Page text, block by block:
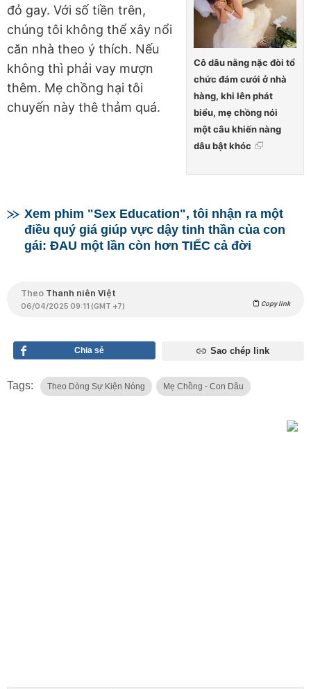
Cô dâu nằng nặc đòi tổ
chức đám cưới ở nhà
hàng, khi lên phát
biểu, mẹ chồng nói
một câu khiến nàng
dâu bật khóc
đỏ gay. Với số tiền trên,
chúng tôi không thể xây nổi
căn nhà theo ý thích. Nếu
không thì phải vay mượn
thêm. Mẹ chồng hại tôi
chuyến này thê thảm quá.
Xem phim "Sex Education", tôi nhận ra một
điều quý giá giúp vực dậy tinh thần của con
gái: ĐAU một lần còn hơn TIẾC cả đời
Theo Thanh niên Việt
06/04/2025 09:11 (GMT +7) Copy link
Chia sẻ Sao chép link
Tags: Theo Dòng Sự Kiện Nóng Mẹ Chồng - Con Dâu